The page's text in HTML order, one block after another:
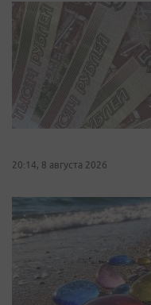
20:14, 8 августа 2026